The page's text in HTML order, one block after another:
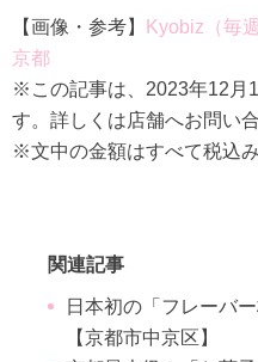
【画像・参考】
Kyobiz（毎
京都
※この記事は、2023年12月
す。詳しくは店舗へお問い
※文中の金額はすべて税込み
関連記事
日本初の「フレーバ
【京都市中京区】